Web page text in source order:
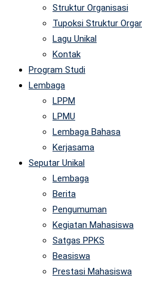
Struktur Organisasi
Tupoksi Struktur
Lagu Unikal
Kontak
Program Studi
Lembaga
LPPM
LPMU
Lembaga Bahasa
Kerjasama
Seputar Unikal
Lembaga
Berita
Pengumuman
Kegiatan Mahasiswa
Satgas PPKS
Beasiswa
Prestasi Mahasiswa